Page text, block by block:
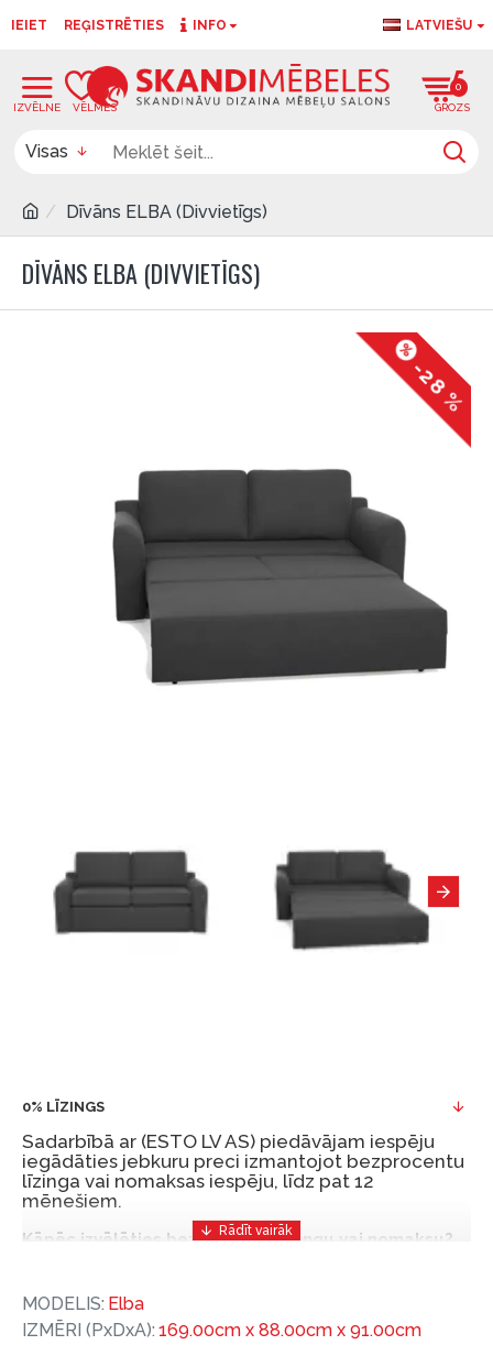
IEIET REĢISTRĒTIES INFO LATVIEŠU
0
Visas
Dīvāns ELBA (Divvietīgs)
DĪVĀNS ELBA (DIVVIETĪGS)
-28 %
0% LĪZINGS
Sadarbībā ar (ESTO LV AS) piedāvājam iespēju
iegādāties jebkuru preci izmantojot bezprocentu
līzinga vai nomaksas iespēju, līdz pat 12
mēnešiem.
Kāpēc izvēlēties bezprocentu līzingu vai nomaksu?
un izdevīgs finansēšanas risinājums, lai iegādātos
vajadzīgās preces tulīt, bet par tām norēķinoties
MODELIS: Elba
IZMĒRI (PxDxA): 169.00cm x 88.00cm x 91.00cm